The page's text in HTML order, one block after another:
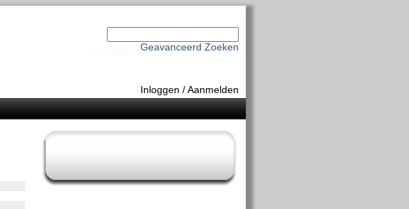
Geavanceerd Zoeken
Inloggen /Aanmelden